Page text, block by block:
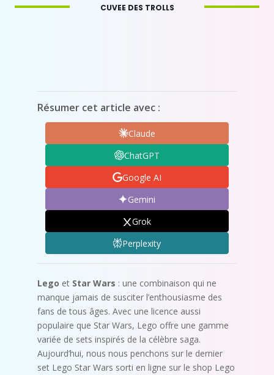
CUVEE DES TROLLS
Résumer cet article avec :
Claude
ChatGPT
Google AI
Gemini
Grok
Perplexity
Lego et Star Wars : une combinaison qui ne
manque jamais de susciter l’enthousiasme des
fans de tous âges. Avec une licence aussi
populaire que Star Wars, Lego offre une gamme
variée de sets inspirés de la célèbre saga.
Aujourd’hui, nous nous penchons sur le dernier
set Lego Star Wars sorti en ligne sur le shop Lego